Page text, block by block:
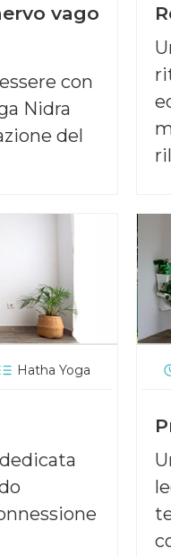
vago
con
Nidra
del
Hatha Yoga